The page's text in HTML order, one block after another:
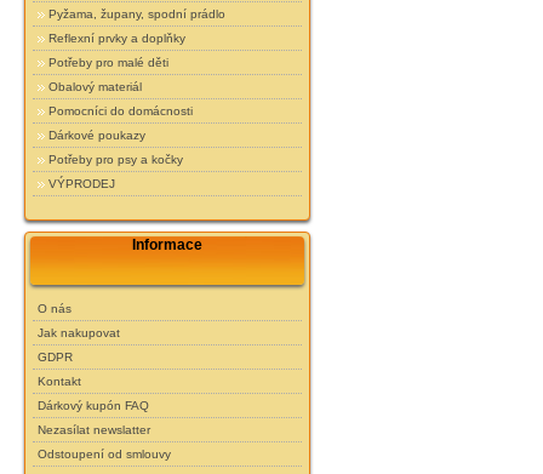
Pyžama, župany, spodní prádlo
Reflexní prvky a doplňky
Potřeby pro malé děti
Obalový materiál
Pomocníci do domácnosti
Dárkové poukazy
Potřeby pro psy a kočky
VÝPRODEJ
Informace
O nás
Jak nakupovat
GDPR
Kontakt
Dárkový kupón FAQ
Nezasílat newslatter
Odstoupení od smlouvy